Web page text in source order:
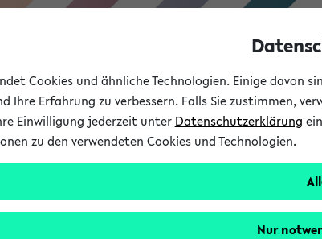
Research Studies
taught in English
Cookies und ähnliche Technologien. Einige
Ihre Erfahrung zu verbessern. Falls Sie zustimmen,
Einwilligung jederzeit unter Datenschutzerklärung
zu den verwendeten Cookies und Technologien.
Nur